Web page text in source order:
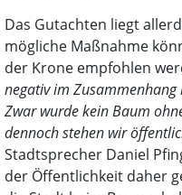
Das Gutachten liegt
mögliche Maßnahme
der Krone empfohlen
negativ im
Zwar wurde kein Baum
dennoch stehen wir
Stadtsprecher Daniel
der Öffentlichkeit daher